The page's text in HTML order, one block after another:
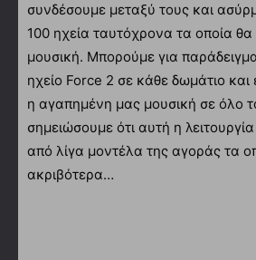
συνδέσουμε μεταξύ τους και
100 ηχεία ταυτόχρονα τα οποία θα
μουσική. Μπορούμε για
ηχείο Force 2 σε κάθε δωμάτιο και
η αγαπημένη μας μουσική σε όλο
σημειώσουμε ότι αυτή η
από λίγα μοντέλα της αγοράς τα
ακριβότερα…